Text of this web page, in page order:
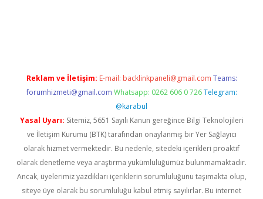
Reklam ve İletişim: E-mail: backlinkpaneli@gmail.com Teams:
forumhizmeti@gmail.com Whatsapp: 0262 606 0 726 Telegram:
@karabul
Yasal Uyarı: Sitemiz, 5651 Sayılı Kanun gereğince Bilgi Teknolojileri
ve İletişim Kurumu (BTK) tarafından onaylanmış bir Yer Sağlayıcı
olarak hizmet vermektedir. Bu nedenle, sitedeki içerikleri proaktif
olarak denetleme veya araştırma yükümlülüğümüz bulunmamaktadır.
Ancak, üyelerimiz yazdıkları içeriklerin sorumluluğunu taşımakta olup,
siteye üye olarak bu sorumluluğu kabul etmiş sayılırlar. Bu internet